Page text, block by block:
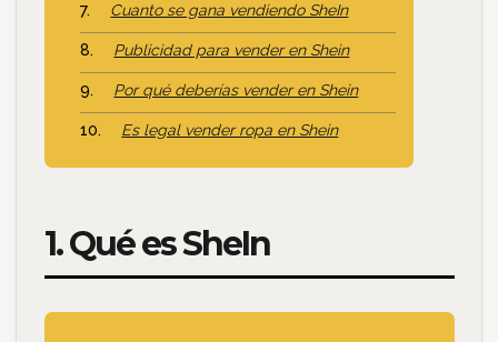
Cuanto se gana vendiendo SheIn
Publicidad para vender en Shein
Por qué deberías vender en Shein
Es legal vender ropa en Shein
1. Qué es SheIn